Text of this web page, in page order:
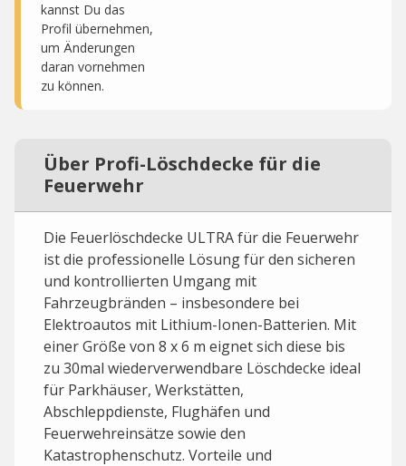
kannst Du das
Profil übernehmen,
um Änderungen
daran vornehmen
zu können.
Über Profi-Löschdecke für die
Feuerwehr
Die Feuerlöschdecke ULTRA für die Feuerwehr
ist die professionelle Lösung für den sicheren
und kontrollierten Umgang mit
Fahrzeugbränden – insbesondere bei
Elektroautos mit Lithium-Ionen-Batterien. Mit
einer Größe von 8 x 6 m eignet sich diese bis
zu 30mal wiederverwendbare Löschdecke ideal
für Parkhäuser, Werkstätten,
Abschleppdienste, Flughäfen und
Feuerwehreinsätze sowie den
Katastrophenschutz. Vorteile und